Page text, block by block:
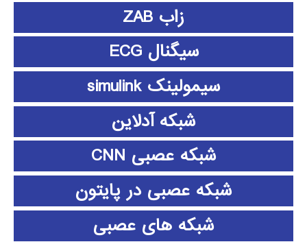
زاب ZAB
سیگنال ECG
سیمولینک simulink
شبکه آدلاین
شبکه عصبی CNN
شبکه عصبی در پایتون
شبکه های عصبی